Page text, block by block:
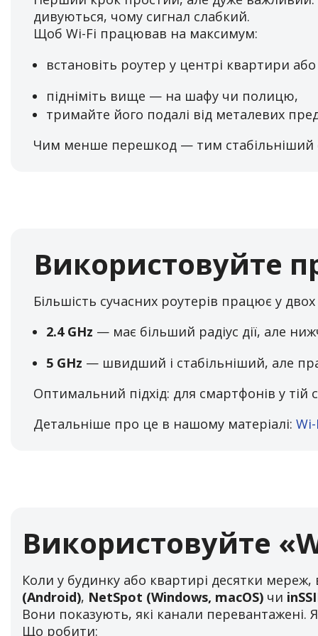
дивуються, чому сигнал слабкий.
Щоб Wi-Fi працював на максимум:
встановіть роутер у центрі квартири
підніміть вище — на шафу чи полицю,
тримайте його подалі від металевих
Чим менше перешкод — тим стабільніший
Використовуйте
Більшість сучасних роутерів працює у двох
2.4 GHz — має більший радіус дії, але
5 GHz — швидший і стабільніший, але
Оптимальний підхід: для смартфонів у тій
Детальніше про це в нашому матеріалі:
Використовуйте
Коли у будинку або квартирі десятки
(Android), NetSpot (Windows, macOS) чи
Вони показують, які канали
Що робити: